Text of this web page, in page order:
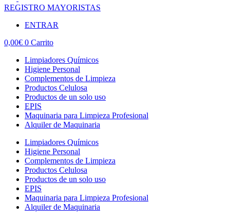
REGISTRO MAYORISTAS
ENTRAR
0,00€ 0 Carrito
Limpiadores Químicos
Higiene Personal
Complementos de Limpieza
Productos Celulosa
Productos de un solo uso
EPIS
Maquinaria para Limpieza Profesional
Alquiler de Maquinaria
Limpiadores Químicos
Higiene Personal
Complementos de Limpieza
Productos Celulosa
Productos de un solo uso
EPIS
Maquinaria para Limpieza Profesional
Alquiler de Maquinaria